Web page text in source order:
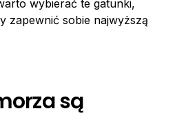
wybierać te gatunki,
zapewnić sobie najwyższą
są